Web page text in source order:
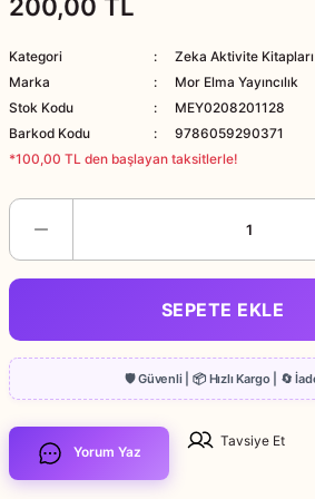
200,00 TL
Kategori
Zeka Aktivite Kitapları
Marka
Mor Elma Yayıncılık
Stok Kodu
MEY0208201128
Barkod Kodu
9786059290371
*100,00 TL den başlayan taksitlerle!
SEPETE EKLE
Yorum Yaz
Tavsiye Et